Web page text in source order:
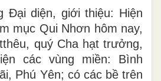
Đại diện, giới thiệu: Hiện
mục Qui Nhơn hôm nay,
quý Cha hạt trưởng,
các vùng miền: Bình
Phú Yên; có các bề trên